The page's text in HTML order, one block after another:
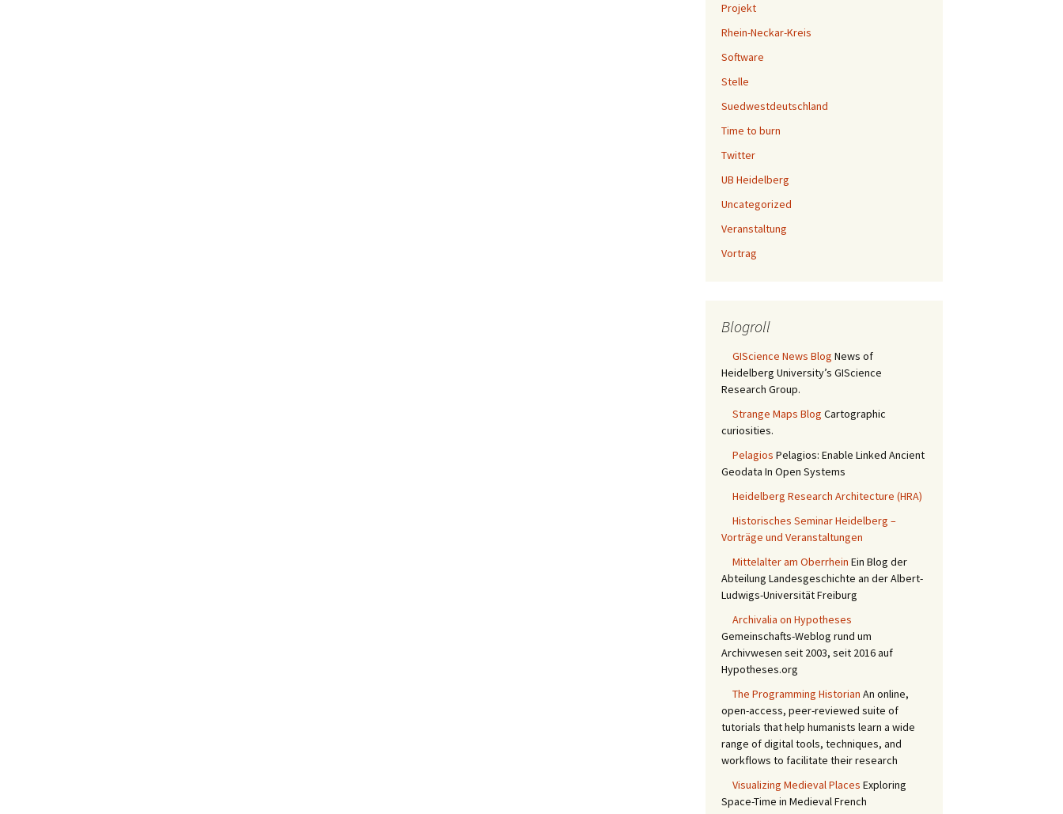
Projekt
Rhein-Neckar-Kreis
Software
Stelle
Suedwestdeutschland
Time to burn
Twitter
UB Heidelberg
Uncategorized
Veranstaltung
Vortrag
Blogroll
GIScience News Blog News of
Heidelberg University’s GIScience
Research Group.
Strange Maps Blog Cartographic
curiosities.
Pelagios Pelagios: Enable Linked Ancient
Geodata In Open Systems
Heidelberg Research Architecture (HRA)
Historisches Seminar Heidelberg –
Vorträge und Veranstaltungen
Mittelalter am Oberrhein Ein Blog der
Abteilung Landesgeschichte an der Albert-
Ludwigs-Universität Freiburg
Archivalia on Hypotheses
Gemeinschafts-Weblog rund um
Archivwesen seit 2003, seit 2016 auf
Hypotheses.org
The Programming Historian An online,
open-access, peer-reviewed suite of
tutorials that help humanists learn a wide
range of digital tools, techniques, and
workflows to facilitate their research
Visualizing Medieval Places Exploring
Space-Time in Medieval French